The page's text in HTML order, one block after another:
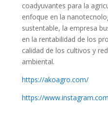
coadyuvantes para la
enfoque en la
sustentable, la empresa
en la rentabilidad de los
calidad de los cultivos y
ambiental.
https://akoagro.com/
https://